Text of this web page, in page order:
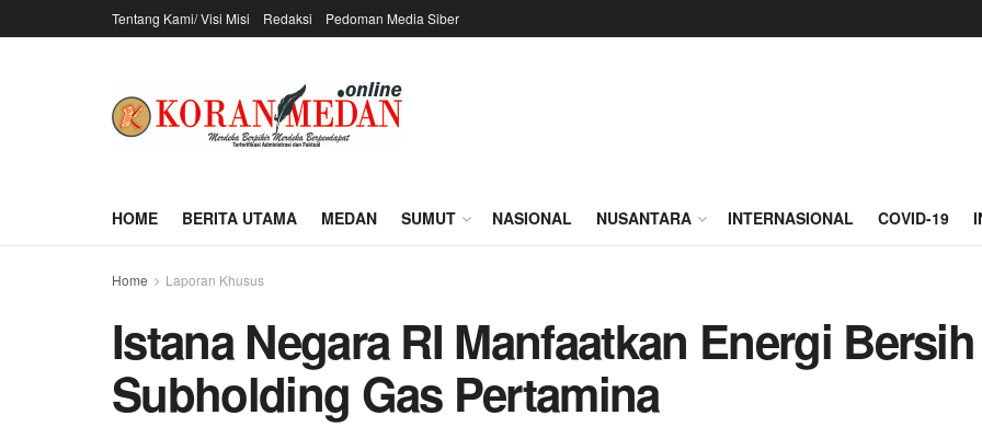
Tentang Kami/ Visi Misi Redaksi Pedoman Media Siber
HOME BERITA UTAMA MEDAN SUMUT NASIONAL NUSANTARA INTERNASIONAL COVID-19
Home Laporan Khusus
Istana Negara RI Manfaatkan Energi
Subholding Gas Pertamina